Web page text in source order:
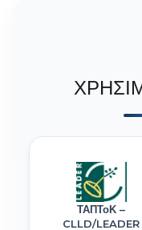
ΤΑΠΤοΚ –
CLLD/LEADER